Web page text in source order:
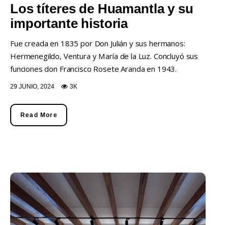
Los títeres de Huamantla y su
importante historia
Fue creada en 1835 por Don Julián y sus hermanos:
Hermenegildo, Ventura y María de la Luz. Concluyó sus
funciones don Francisco Rosete Aranda en 1943.
29 JUNIO, 2024 3K
Read More